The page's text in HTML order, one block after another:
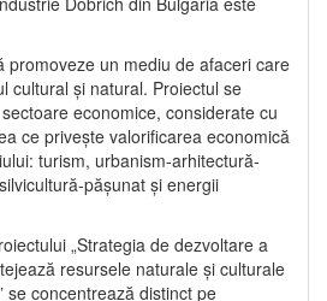
promoveze un mediu de afaceri care
cultural și natural. Proiectul se
economice, considerate cu
ce privește valorificarea economică
turism, urbanism-arhitectură-
pășunat și energii
„Strategia de dezvoltare a
resursele naturale și culturale
se concentrează distinct pe